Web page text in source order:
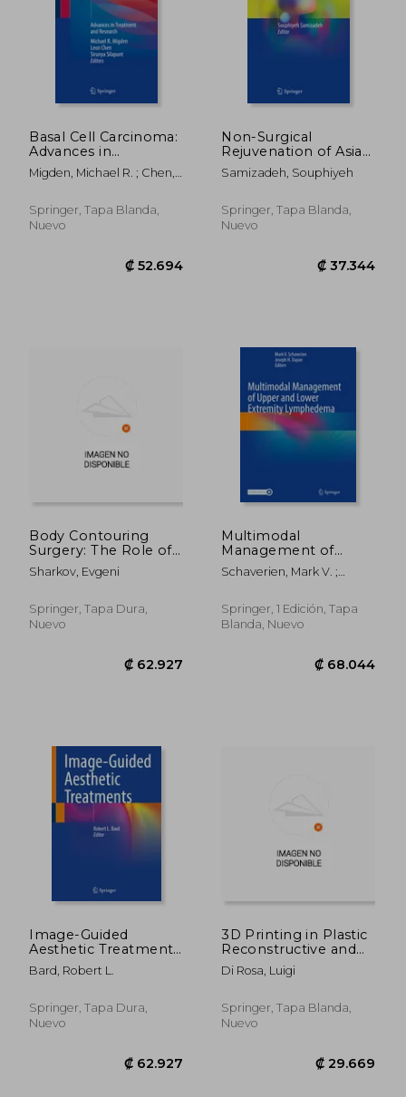
Basal Cell Carcinoma:
Advances in
Treatment and
Research (en Inglés)
Migden, Michael R. ; Chen,
Springer, Tapa Blanda,
Nuevo
₡ 52.694
Non-Surgical
Rejuvenation of Asian
Faces (en Inglés)
Samizadeh, Souphiyeh
Springer, Tapa Blanda,
Nuevo
Body Contouring
Surgery: The Role of
Non-Invasive,
Minimal-Invasive and
(en Inglés)
Sharkov, Evgeni
Springer, Tapa Dura,
Nuevo
Multimodal
Management of
Upper and Lower
Extremity
Inglés)
Schaverien, Mark V. ;
Springer, 1 Edición, Tapa
Blanda, Nuevo
Image-Guided
Aesthetic Treatments
(en Inglés)
Bard, Robert L.
Springer, Tapa Dura,
Nuevo
3D Printing in Plastic
Reconstructive and
Aesthetic Surgery: A
Guide for Clinical
Di Rosa, Luigi
Springer, Tapa Blanda,
Nuevo